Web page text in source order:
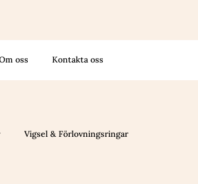
oss Kontakta oss
Vigsel & Förlovningsringar